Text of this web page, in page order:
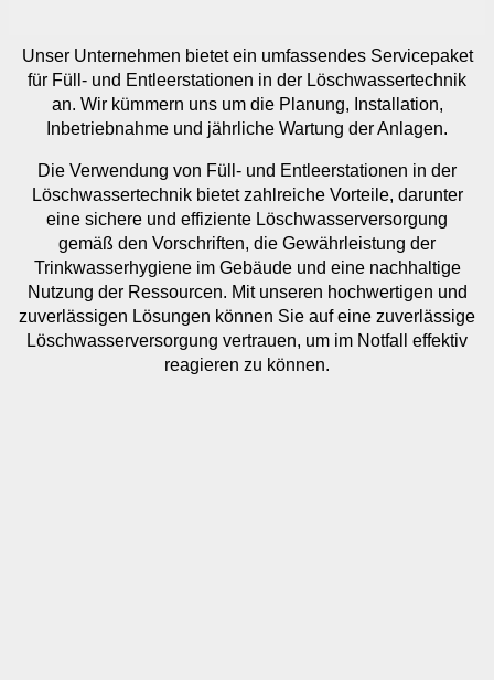
Unser Unternehmen bietet ein umfassendes Servicepaket
für Füll- und Entleerstationen in der Löschwassertechnik
an. Wir kümmern uns um die Planung, Installation,
Inbetriebnahme und jährliche Wartung der Anlagen.
Die Verwendung von Füll- und Entleerstationen in der
Löschwassertechnik bietet zahlreiche Vorteile, darunter
eine sichere und effiziente Löschwasserversorgung
gemäß den Vorschriften, die Gewährleistung der
Trinkwasserhygiene im Gebäude und eine nachhaltige
Nutzung der Ressourcen. Mit unseren hochwertigen und
zuverlässigen Lösungen können Sie auf eine zuverlässige
Löschwasserversorgung vertrauen, um im Notfall effektiv
reagieren zu können.